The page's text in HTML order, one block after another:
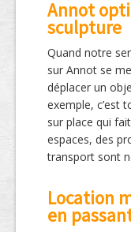
Annot
sculpture
Quand notre
sur Annot se
déplacer un
exemple, c’est
sur place qui
espaces, des
transport sont
Location
en